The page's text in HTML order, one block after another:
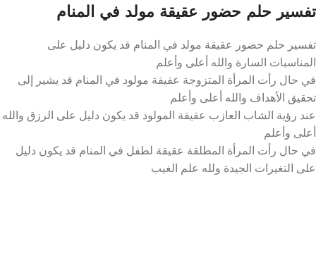
تفسير حلم حضور عقيقة مولد في المنام
تفسير حلم حضور عقيقة مولد في المنام قد يكون دليل على
المناسبات السارة والله أعلى وأعلم
في حال رأت المرأة المتزوجة عقيقة مولود في المنام قد يشير إلى
تحقيق الأهداف والله أعلى وأعلم
عند رؤية الشاب العازب عقيقة المولود قد يكون دليل على الرزق والله
أعلى وأعلم
في حال رأت المرأة المطلقة عقيقة لطفل في المنام قد يكون دليل
على التغيرات الجيدة ولله علم الغيب